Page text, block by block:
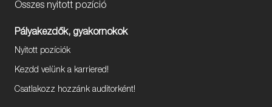
Összes nyitott pozíció
Pályakezdők, gyakornokok
Nyitott pozíciók
Kezdd velünk a karriered!
Csatlakozz hozzánk auditorként!